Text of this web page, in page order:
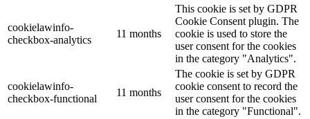
cookielawinfo-
checkbox-analytics
11 months
This cookie is set by GDPR
Cookie Consent plugin. The
cookie is used to store the
user consent for the cookies
in the category "Analytics".
cookielawinfo-
checkbox-functional
11 months
The cookie is set by GDPR
cookie consent to record the
user consent for the cookies
in the category "Functional".